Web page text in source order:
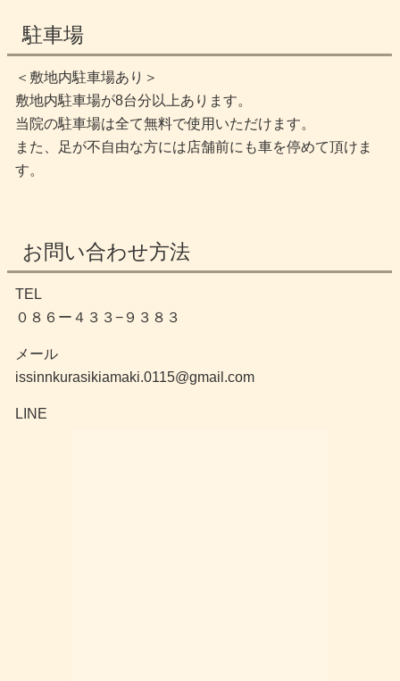
駐車場
＜敷地内駐車場あり＞
敷地内駐車場が8台分以上あります。
当院の駐車場は全て無料で使用いただけます。
また、足が不自由な方には店舗前にも車を停めて頂けま
す。
お問い合わせ方法
TEL
０８６ー４３３−９３８３
メール
issinnkurasikiamaki.0115@gmail.com
LINE